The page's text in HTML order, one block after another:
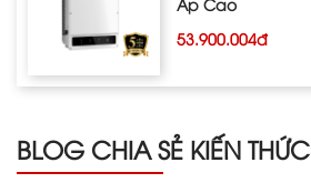
53.900.004đ
BLOG CHIA SẺ KIẾN THỨC